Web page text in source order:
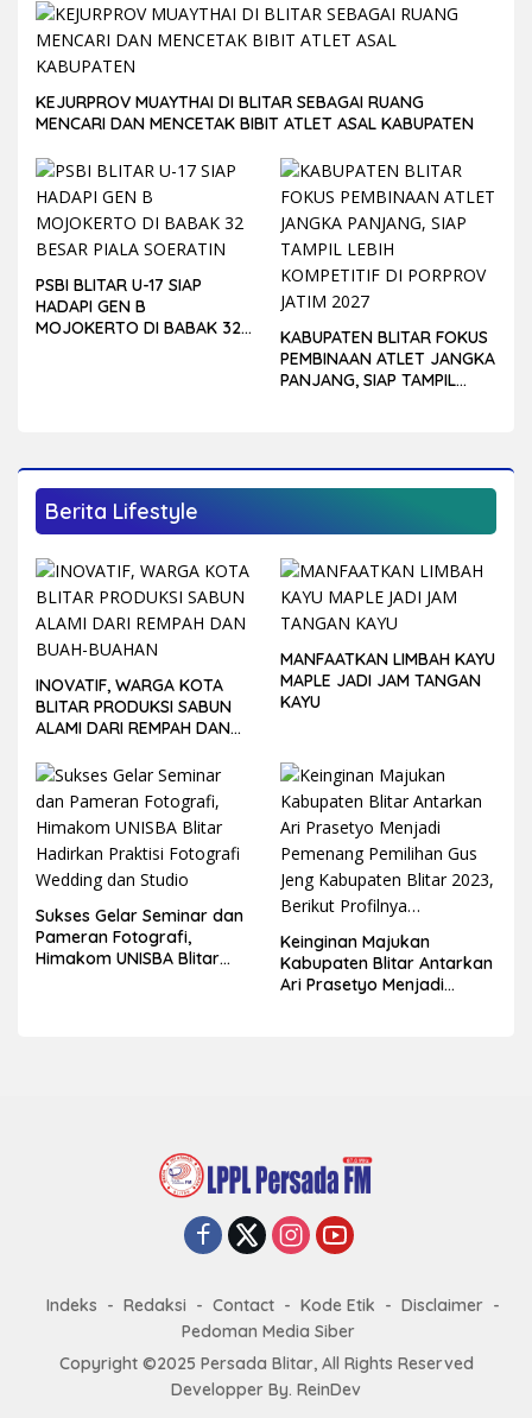
KEJURPROV MUAYTHAI DI BLITAR SEBAGAI RUANG
MENCARI DAN MENCETAK BIBIT ATLET ASAL KABUPATEN
PSBI BLITAR U-17 SIAP
HADAPI GEN B
MOJOKERTO DI BABAK 32
KABUPATEN BLITAR FOKUS
PEMBINAAN ATLET JANGKA
PANJANG, SIAP TAMPIL
Berita Lifestyle
INOVATIF, WARGA KOTA
BLITAR PRODUKSI SABUN
ALAMI DARI REMPAH DAN
MANFAATKAN LIMBAH KAYU
MAPLE JADI JAM TANGAN
KAYU
Sukses Gelar Seminar dan
Pameran Fotografi,
Himakom UNISBA Blitar
Keinginan Majukan
Kabupaten Blitar Antarkan
Ari Prasetyo Menjadi
Indeks Redaksi Contact Kode Etik
Disclaimer
Pedoman Media Siber
Copyright ©2025 Persada Blitar, All Rights Reserved
Developper By. ReinDev